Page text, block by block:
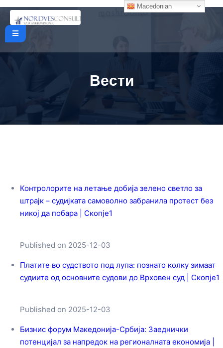
Вести
Контролорите на летање добија зелено светло за
штрајк – судијката самоволно забранила протест без
никој да побара | Скопје1
Published on 2025-12-03
Платите во судството под лупа: познато колку зимаат
судиите од основните судови до Врховен суд | Скопје1
Published on 2025-12-03
Бизнис форум Македонија-Србија: Заеднички
потенцијал за напредок на регионалната економија |
Macedonian